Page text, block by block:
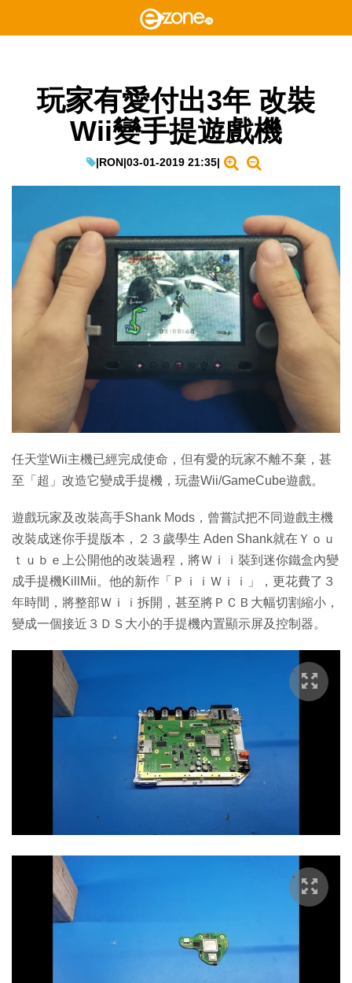
玩家有愛付出3年 改裝
Wii變手提遊戲機
|RON|03-01-2019 21:35|
任天堂Wii主機已經完成使命，但有愛的玩家不離不棄，甚
至「超」改造它變成手提機，玩盡Wii/GameCube遊戲。
遊戲玩家及改裝高手Shank Mods，曾嘗試把不同遊戲主機
改裝成迷你手提版本，２３歲學生 Aden Shank就在Ｙｏｕ
ｔｕｂｅ上公開他的改裝過程，將Ｗｉｉ裝到迷你鐵盒內變
成手提機KillMii。他的新作「ＰｉｉＷｉｉ」，更花費了３
年時間，將整部Ｗｉｉ拆開，甚至將ＰＣＢ大幅切割縮小，
變成一個接近３ＤＳ大小的手提機內置顯示屏及控制器。